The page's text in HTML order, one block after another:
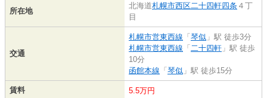
所在地
北海道札幌市西区二十四軒四条 ４丁
目
交通
札幌市営東西線 「琴似 」駅 徒歩3分
札幌市営東西線 「 二十四軒 」駅 徒歩
10分
函館本線 「琴似 」駅 徒歩15分
賃料 5.5万円